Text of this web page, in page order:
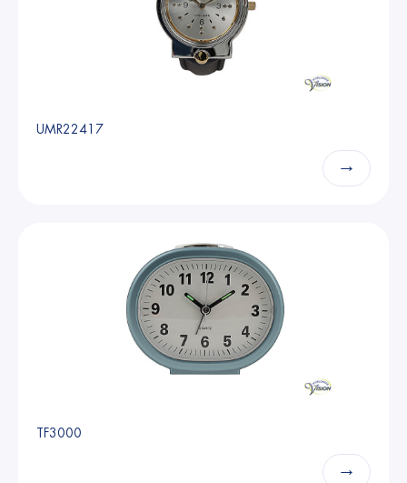
UMR22417
→
TF3000
→